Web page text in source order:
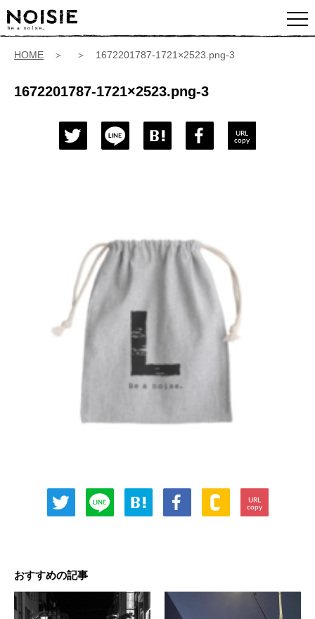
HOME ＞ ＞ 1672201787-1721×2523.png-3
1672201787-1721×2523.png-3
URL
copy
URL
copy
おすすめの記事